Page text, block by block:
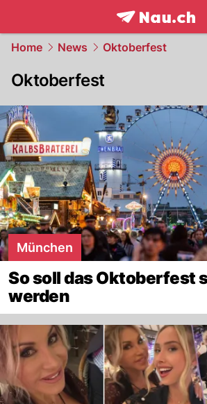
frontpage.
Home News Oktoberfest
Oktoberfest
München
So soll das Oktoberfest
werden